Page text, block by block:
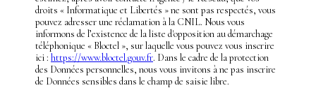
droits « Informatique et Libertés » ne sont pas respectés, vous
pouvez adresser une réclamation à la CNIL. Nous vous
informons de l’existence de la liste d'opposition au démarchage
téléphonique « Bloctel », sur laquelle vous pouvez vous inscrire
ici : https://www.bloctel.gouv.fr. Dans le cadre de la protection
des Données personnelles, nous vous invitons à ne pas inscrire
de Données sensibles dans le champ de saisie libre.